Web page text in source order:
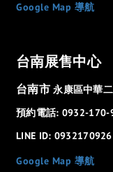
Google Map 導航
台南展售中心
台南市永康區中華
預約電話: 0932-170-
LINE ID: 0932170926
Google Map 導航